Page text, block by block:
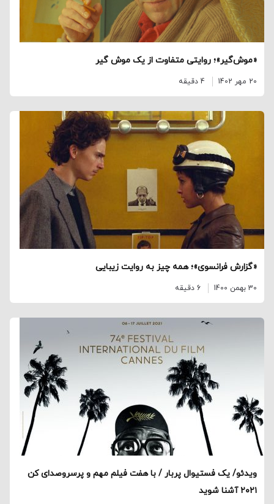
«موش‌گیر»؛ روایتی متفاوت از یک موش گیر
20 مهر 1402 4 دقیقه
«گزارش فرانسوی»؛ همه چیز به روایت زیبایی
30 بهمن 1400 6 دقیقه
ویدئو/ یک فستیوال پربار / با هفت فیلم مهم و پرسروصدای کن
۲۰۲۱ آشنا شوید